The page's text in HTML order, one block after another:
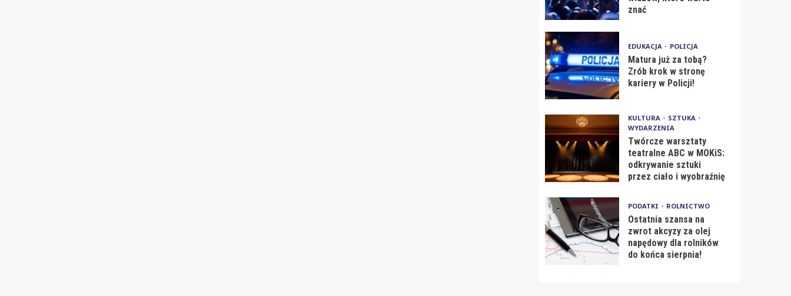
znać
EDUKACJA POLICJA
Matura już za tobą?
Zrób krok w stronę
kariery w Policji!
KULTURA
SZTUKA
WYDARZENIA
Twórcze warsztaty
teatralne ABC w MOKiS:
odkrywanie sztuki
przez ciało i wyobraźnię
PODATKI ROLNICTWO
Ostatnia szansa na
zwrot akcyzy za olej
napędowy dla rolników
do końca sierpnia!